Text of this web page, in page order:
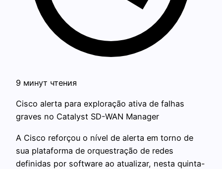
9 минут чтения
Cisco alerta para exploração ativa de falhas
graves no Catalyst SD-WAN Manager
A Cisco reforçou o nível de alerta em torno de
sua plataforma de orquestração de redes
definidas por software ao atualizar, nesta quinta-